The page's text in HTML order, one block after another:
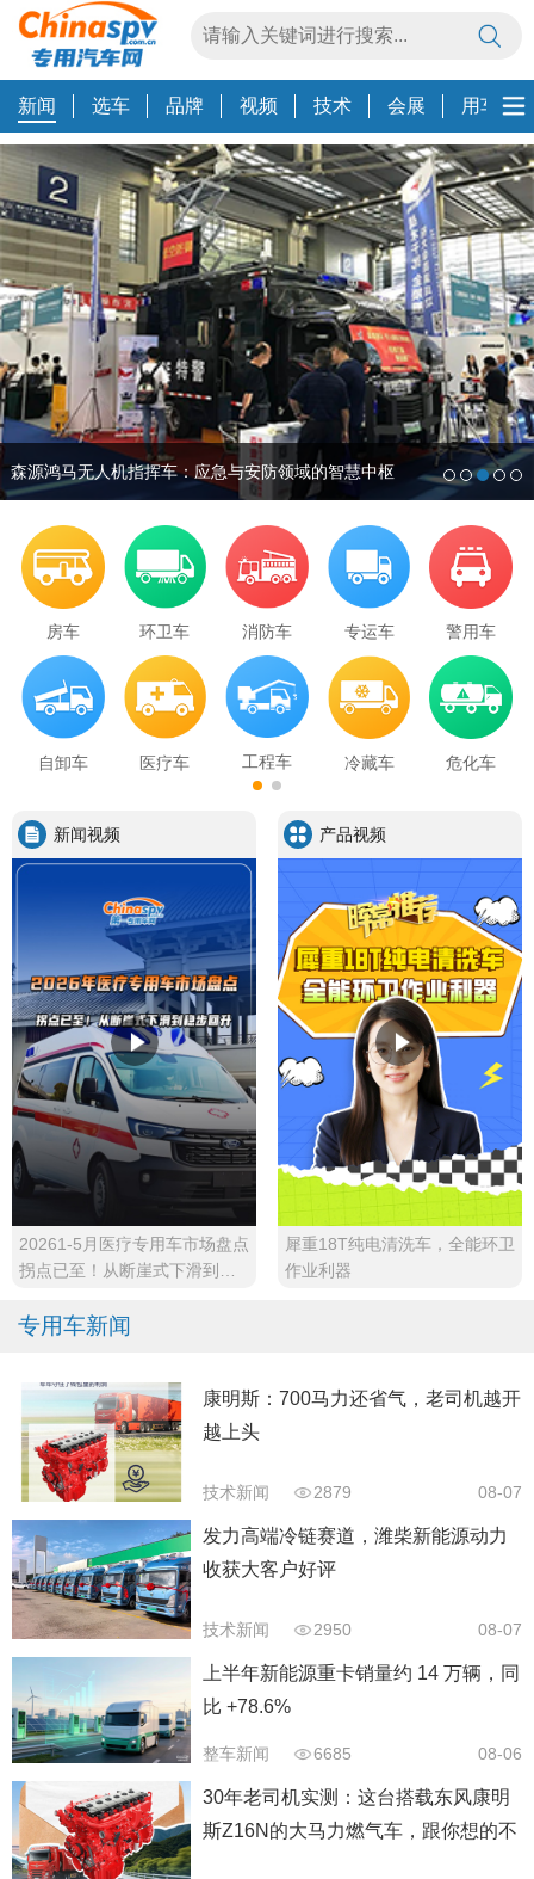
新闻 选车 品牌 视频 技术 会展 用车养
昌龙挂车连续6年荣誉加冕，喜讯传来！
房车 环卫车 消防车 专运车 警用车
自卸车 医疗车 工程车 冷藏车 危化车
新闻视频
20261-5月医疗专用车市场盘点
拐点已至！从断崖式下滑到稳
产品视频
犀重18T纯电清洗车，全能环卫
作业利器
专用车新闻
康明斯：700马力还省气，老司机越开
越上头
技术新闻 2879 08-07
发力高端冷链赛道，潍柴新能源动力
收获大客户好评
技术新闻 2950 08-07
上半年新能源重卡销量约 14 万辆，同
比 +78.6%
整车新闻 6685 08-06
30年老司机实测：这台搭载东风康明
斯Z16N的大马力燃气车，跟你想的不